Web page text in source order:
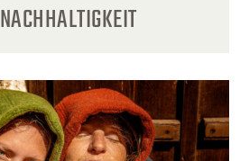
NACHHALTIGKEIT